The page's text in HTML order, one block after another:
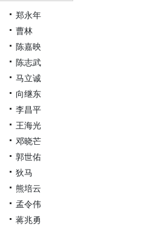
郑永年
曹林
陈嘉映
陈志武
马立诚
向继东
李昌平
王海光
邓晓芒
郭世佑
狄马
熊培云
孟令伟
蒋兆勇